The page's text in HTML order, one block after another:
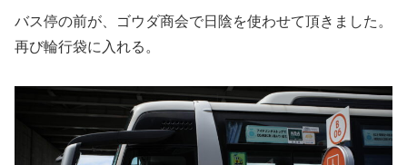
バス停の前が、ゴウダ商会で日陰を使わせて頂きました。
再び輪行袋に入れる。